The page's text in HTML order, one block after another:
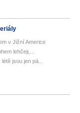
v Jižní Americe
lehčeji,...
jsou jen pá...